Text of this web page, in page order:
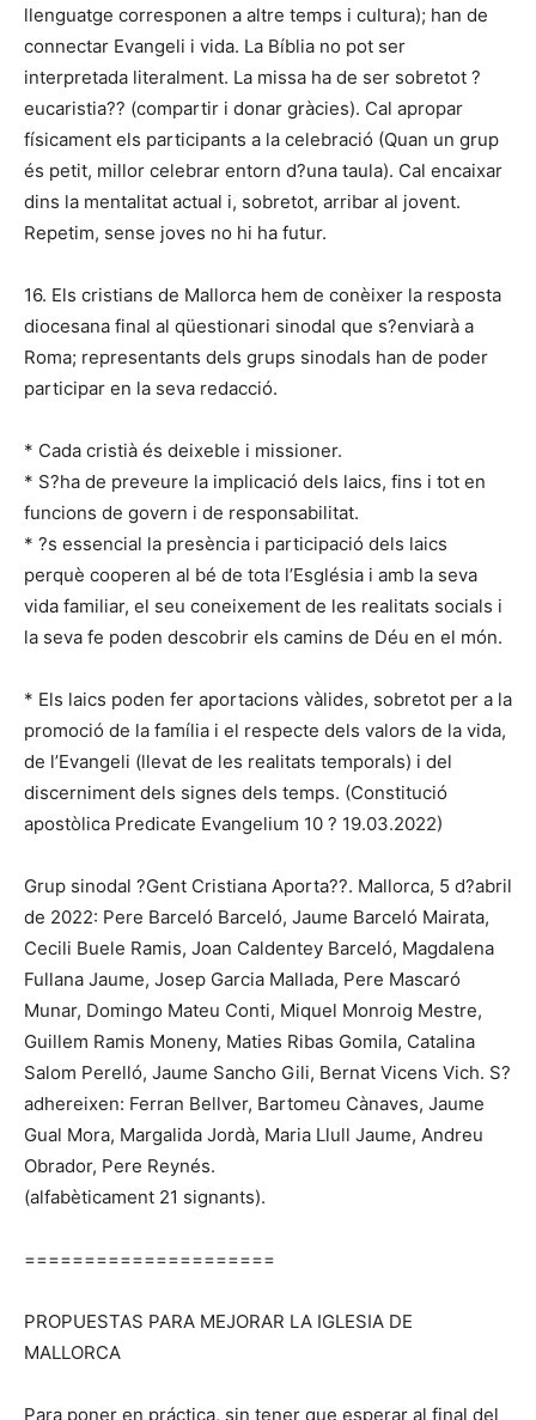
llenguatge corresponen a altre temps i cultura); han de
connectar Evangeli i vida. La Bíblia no pot ser
interpretada literalment. La missa ha de ser sobretot ?
eucaristia?? (compartir i donar gràcies). Cal apropar
físicament els participants a la celebració (Quan un grup
és petit, millor celebrar entorn d?una taula). Cal encaixar
dins la mentalitat actual i, sobretot, arribar al jovent.
Repetim, sense joves no hi ha futur.
16. Els cristians de Mallorca hem de conèixer la resposta
diocesana final al qüestionari sinodal que s?enviarà a
Roma; representants dels grups sinodals han de poder
participar en la seva redacció.
* Cada cristià és deixeble i missioner.
* S?ha de preveure la implicació dels laics, fins i tot en
funcions de govern i de responsabilitat.
* ?s essencial la presència i participació dels laics
perquè cooperen al bé de tota l’Església i amb la seva
vida familiar, el seu coneixement de les realitats socials i
la seva fe poden descobrir els camins de Déu en el món.
* Els laics poden fer aportacions vàlides, sobretot per a la
promoció de la família i el respecte dels valors de la vida,
de l’Evangeli (llevat de les realitats temporals) i del
discerniment dels signes dels temps. (Constitució
apostòlica Predicate Evangelium 10 ? 19.03.2022)
Grup sinodal ?Gent Cristiana Aporta??. Mallorca, 5 d?abril
de 2022: Pere Barceló Barceló, Jaume Barceló Mairata,
Cecili Buele Ramis, Joan Caldentey Barceló, Magdalena
Fullana Jaume, Josep Garcia Mallada, Pere Mascaró
Munar, Domingo Mateu Conti, Miquel Monroig Mestre,
Guillem Ramis Moneny, Maties Ribas Gomila, Catalina
Salom Perelló, Jaume Sancho Gili, Bernat Vicens Vich. S?
adhereixen: Ferran Bellver, Bartomeu Cànaves, Jaume
Gual Mora, Margalida Jordà, Maria Llull Jaume, Andreu
Obrador, Pere Reynés.
(alfabèticament 21 signants).
=====================
PROPUESTAS PARA MEJORAR LA IGLESIA DE
MALLORCA
Para poner en práctica, sin tener que esperar al final del